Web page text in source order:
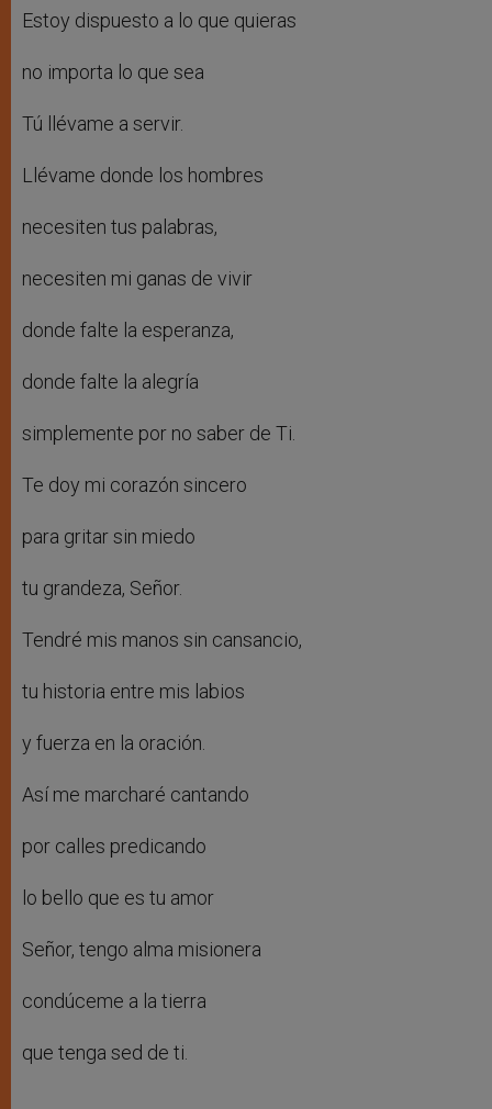
Estoy dispuesto a lo que quieras
no importa lo que sea
Tú llévame a servir.
Llévame donde los hombres
necesiten tus palabras,
necesiten mi ganas de vivir
donde falte la esperanza,
donde falte la alegría
simplemente por no saber de Ti.
Te doy mi corazón sincero
para gritar sin miedo
tu grandeza, Señor.
Tendré mis manos sin cansancio,
tu historia entre mis labios
y fuerza en la oración.
Así me marcharé cantando
por calles predicando
lo bello que es tu amor
Señor, tengo alma misionera
condúceme a la tierra
que tenga sed de ti.